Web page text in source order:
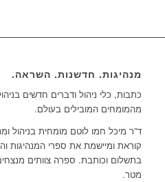
מנהיגות. חדשנות. השראה.
כתבות, כלי ניהול ודברים חדשים
מהמומחים המובילים בעולם.
ד”ר מיכל חמו לוטם מומחית בניהול
קוראת ומיישמת את ספרי המנהיגות
בתשלום וכותבת. ספרה צוותים
מטר.